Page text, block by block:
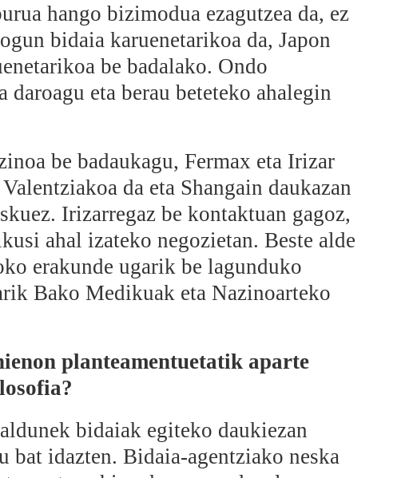
hango bizimodua ezagutzea da, ez
bidaia karuenetarikoa da, Japon
be badalako. Ondo
daroagu eta berau beteteko ahalegin
be badaukagu, Fermax eta Irizar
da eta Shangain daukazan
Irizarregaz be kontaktuan gagoz,
ahal izateko negozietan. Beste alde
erakunde ugarik be lagunduko
Bako Medikuak eta Nazinoarteko
planteamentuetatik aparte
bidaiak egiteko daukiezan
bat idazten. Bidaia-agentziako neska